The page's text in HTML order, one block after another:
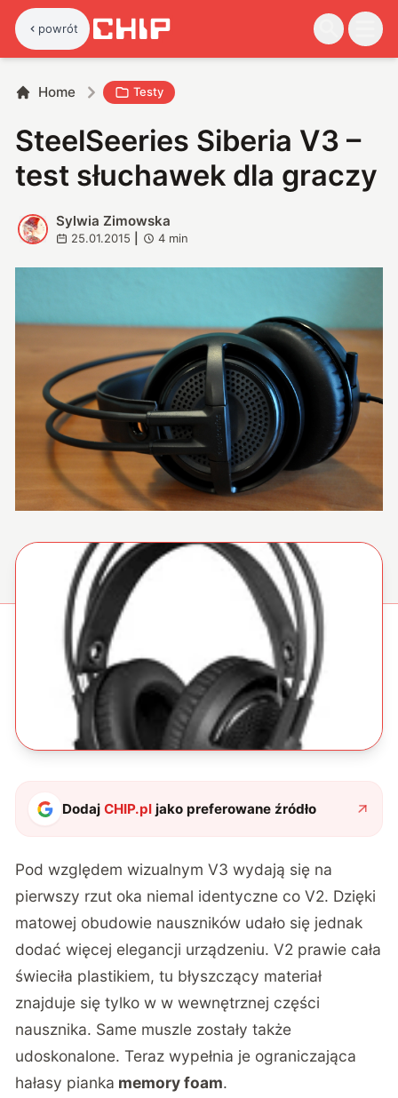
powrót
Home Testy
SteelSeeries Siberia V3 –
test słuchawek dla graczy
S
Sylwia Zimowska
25.01.2015 4 min
DodajCHIP.pl jako preferowane źródło
Pod względem wizualnym V3 wydają się na
pierwszy rzut oka niemal identyczne co V2. Dzięki
matowej obudowie nauszników udało się jednak
dodać więcej elegancji urządzeniu. V2 prawie cała
świeciła plastikiem, tu błyszczący materiał
znajduje się tylko w w wewnętrznej części
nausznika. Same muszle zostały także
udoskonalone. Teraz wypełnia je ograniczająca
hałasy pianka memory foam.